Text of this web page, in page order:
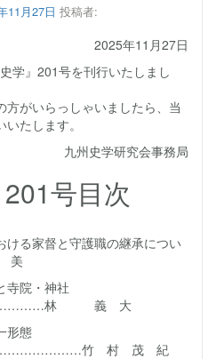
11月27日 投稿者:
2025年11月27日
学』201号を刊行いたしまし
方がいらっしゃいましたら、当
たします。
九州史学研究会事務局
201号目次
る家督と守護職の継承につい
美
寺院・神社
林 義 大
形態
竹 村 茂 紀